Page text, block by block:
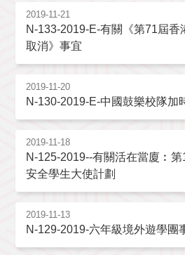
2019-11-21
N-133-2019-E-有關《第71屆
取消》事宜
2019-11-20
N-130-2019-E-中國鼓樂校隊加
2019-11-18
N-125-2019--有關活在當廈︰
安全學生大使計劃
2019-11-13
N-129-2019-六年級境外遊學團